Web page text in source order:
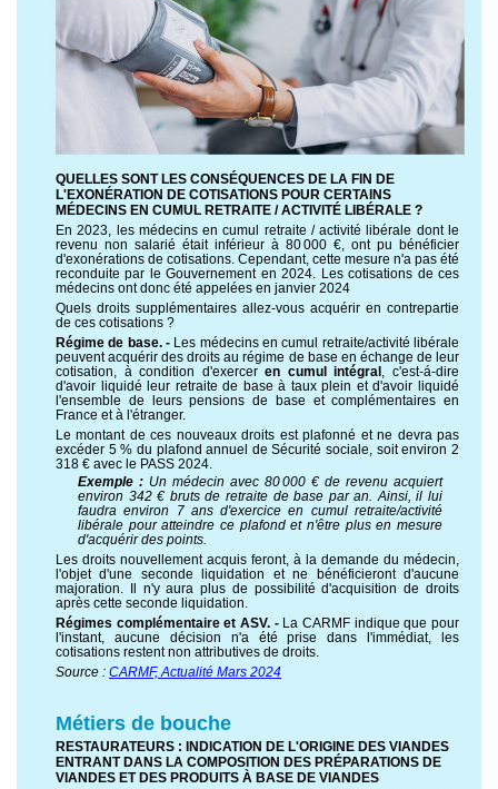
QUELLES SONT LES CONSÉQUENCES DE LA FIN DE
L'EXONÉRATION DE COTISATIONS POUR CERTAINS
MÉDECINS EN CUMUL RETRAITE / ACTIVITÉ LIBÉRALE ?
En 2023, les médecins en cumul retraite / activité libérale dont le
revenu non salarié était inférieur à 80 000 €, ont pu bénéficier
d'exonérations de cotisations. Cependant, cette mesure n'a pas été
reconduite par le Gouvernement en 2024. Les cotisations de ces
médecins ont donc été appelées en janvier 2024
Quels droits supplémentaires allez-vous acquérir en contrepartie
de ces cotisations ?
Régime de base. - Les médecins en cumul retraite/activité libérale
peuvent acquérir des droits au régime de base en échange de leur
cotisation, à condition d'exerceren cumul intégral , c'est-á-dire
d'avoir liquidé leur retraite de base à taux plein et d'avoir liquidé
l'ensemble de leurs pensions de base et complémentaires en
France et à l'étranger.
Le montant de ces nouveaux droits est plafonné et ne devra pas
excéder 5 % du plafond annuel de Sécurité sociale, soit environ 2
318 € avec le PASS 2024.
Exemple : Un médecin avec 80 000 € de revenu acquiert
environ 342 € bruts de retraite de base par an. Ainsi, il lui
faudra environ 7 ans d'exercice en cumul retraite/activité
libérale pour atteindre ce plafond et n'être plus en mesure
d'acquérir des points.
Les droits nouvellement acquis feront, à la demande du médecin,
l'objet d'une seconde liquidation et ne bénéficieront d'aucune
majoration. Il n'y aura plus de possibilité d'acquisition de droits
après cette seconde liquidation.
Régimes complémentaire et ASV. -La CARMF indique que pour
l'instant, aucune décision n'a été prise dans l'immédiat, les
cotisations restent non attributives de droits.
Source : CARMF, Actualité Mars 2024
Métiers de bouche
RESTAURATEURS : INDICATION DE L'ORIGINE DES VIANDES
ENTRANT DANS LA COMPOSITION DES PRÉPARATIONS DE
VIANDES ET DES PRODUITS À BASE DE VIANDES